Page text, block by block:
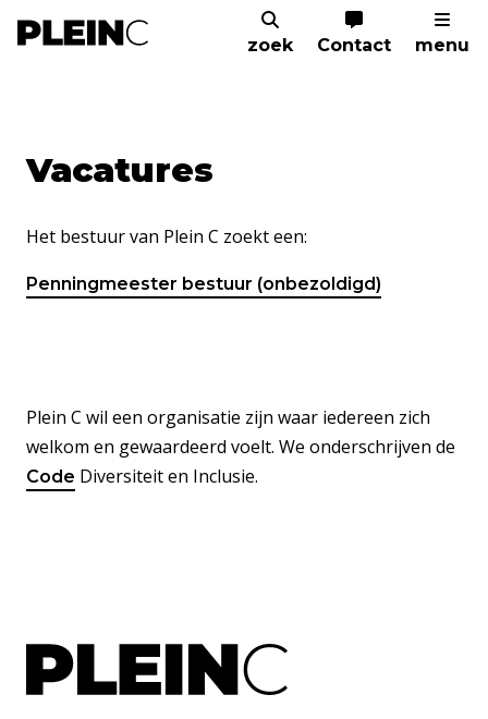
zoek Contact menu
Home Corporate Vacatures
Vacatures
Het bestuur van Plein C zoekt een:
Penningmeester bestuur (onbezoldigd)
Plein C wil een organisatie zijn waar iedereen zich
welkom en gewaardeerd voelt. We onderschrijven de
Code Diversiteit en Inclusie.